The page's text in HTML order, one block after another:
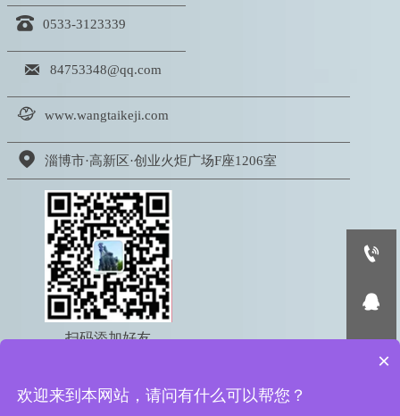
 0533-3123339
 84753348@qq.com
 www.wangtaikeji.com
 淄博市·高新区·创业火炬广场F座1206室
扫码添加好友


×
欢迎来到本网站，请问有什么可以帮您？